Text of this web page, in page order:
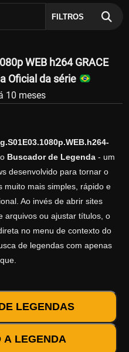
FILTROS
WEB h264 GRACE
Oficial da série
10 meses
Buscador de Legenda- um
desenvolvido para tornar o
muito mais simples, rápido e
Ao invés de abrir sites
arquivos ou ajustar títulos, o
no menu de contexto do
de legendas com apenas
LEGENDAS
LEGENDA